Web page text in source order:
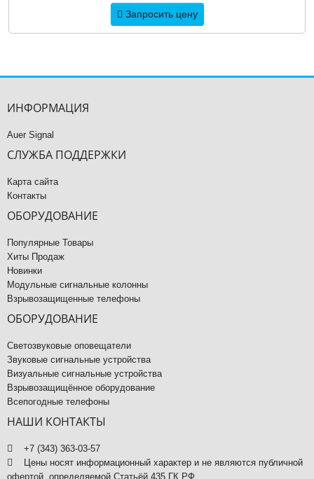
Запросить цену
ИНФОРМАЦИЯ
Auer Signal
СЛУЖБА ПОДДЕРЖКИ
Карта сайта
Контакты
ОБОРУДОВАНИЕ
Популярные Товары
Хиты Продаж
Новинки
Модульные сигнальные колонны
Взрывозащищенные телефоны
ОБОРУДОВАНИЕ
Светозвуковые оповещатели
Звуковые сигнальные устройства
Визуальные сигнальные устройства
Взрывозащищённое оборудование
Всепогодные телефоны
НАШИ КОНТАКТЫ
+7 (343) 363-03-57
Цены носят информационный характер и не являются публичной
офертой, определяемой Статьёй 435 ГК РФ.